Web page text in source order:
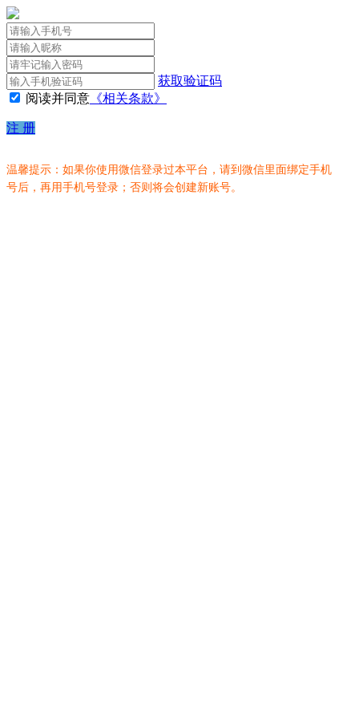
获取验证码
阅读并同意 《相关条款》
注 册
温馨提示：如果你使用微信登录过本平台，请到微信里面绑定手机
号后，再用手机号登录；否则将会创建新账号。